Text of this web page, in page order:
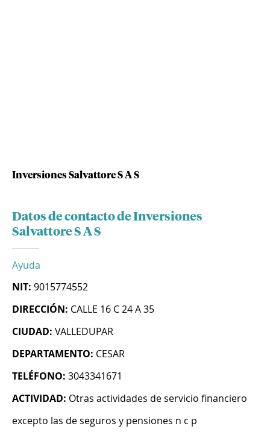
Inversiones Salvattore S A S
Datos de contacto de Inversiones
Salvattore S A S
Ayuda
NIT: 9015774552
DIRECCIÓN: CALLE 16 C 24 A 35
CIUDAD: VALLEDUPAR
DEPARTAMENTO: CESAR
TELÉFONO: 3043341671
ACTIVIDAD: Otras actividades de servicio financiero
excepto las de seguros y pensiones n c p